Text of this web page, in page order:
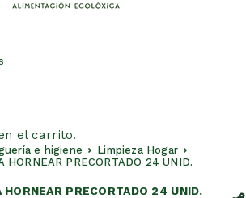
el carrito.
e higiene
Limpieza Hogar
HORNEAR PRECORTADO 24 UNID.
HORNEAR PRECORTADO 24 UNID.